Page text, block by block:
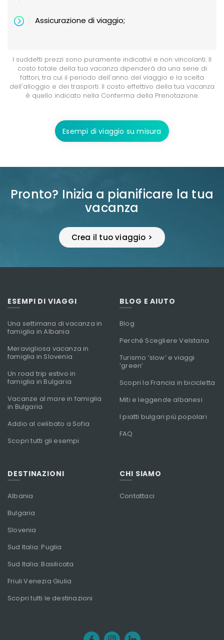
Assicurazione di viaggio;
I suddetti prezzi sono puramente indicativi e non vincolanti. Il
costo totale della tua vacanza dipenderà da una serie di
fattori, tra cui il periodo dell'anno del viaggio e la scelta
dell'alloggio e dei trasporti. Il costo effettivo della tua vacanza
è quello indicato nella Conferma della Prenotazione.
Esempi di viaggio su misura
Pronto? Inizia a pianificare la tua
vacanza
Crea il tuo viaggio >
ESEMPI DI VIAGGI
Una settimana di vacanza in
famiglia in Albania
Meravigliosa vacanza in
famiglia in Slovenia
Un road trip estivo in
famiglia in Bulgaria
Vacanze al mare in famiglia
in Bulgaria
Addio al celibato a Sofia
Scopri tutti gli esempi
BLOG E AIUTO
Blog
Perché Scegliere Velstana
Turismo ‘slow’ e viaggi
‘green’
Scopri la Francia in bicicletta
Miti e leggende albanesi
I piatti bulgari più popolari
FAQ
DESTINAZIONI
Albania
Bulgaria
Slovenia
Sud Italia: Puglia
Sud Italia: Basilicata
Friuli Venezia Giulia
Scopri tutti le destinazioni
CHI SIAMO
Contattaci